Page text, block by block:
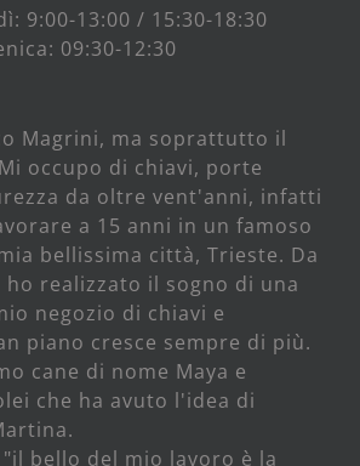
9:00-13:00 / 15:30-18:30
09:30-12:30
Magrini, ma soprattutto il
occupo di chiavi, porte
da oltre vent'anni, infatti
a 15 anni in un famoso
bellissima città, Trieste. Da
realizzato il sogno di una
negozio di chiavi e
piano cresce sempre di più.
cane di nome Maya e
che ha avuto l'idea di
bello del mio lavoro è la